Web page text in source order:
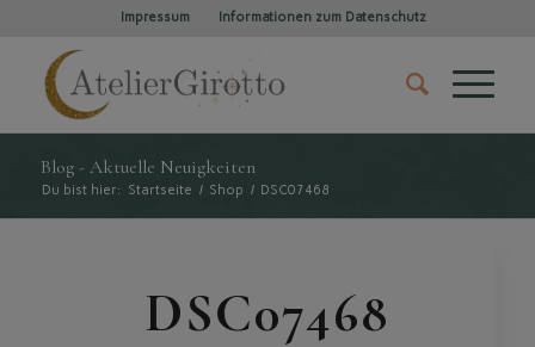
Impressum Informationen zum Datenschutz
Blog - Aktuelle Neuigkeiten
Du bist hier: Startseite / Shop / DSC07468
DSC07468